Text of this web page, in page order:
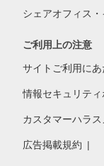
シェアオフィス
ご利用上の注意
サイトご利用にあ
情報セキュリティ
カスタマーハラ
広告掲載規約